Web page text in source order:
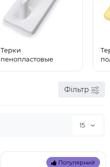
Терки
пенопластовые
Фільтр
15
Популярний